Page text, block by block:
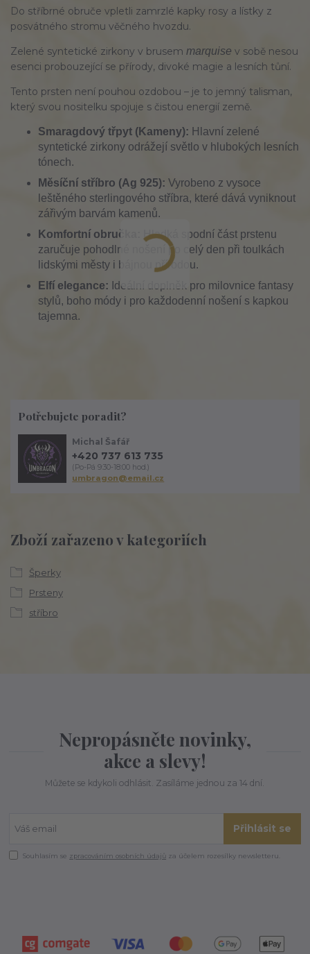
Do stříbrné obruče vpletli zamrzlé kapky rosy a lístky z
posvátného stromu věčného hvozdu.
Zelené syntetické zirkony v brusem marquise v sobě nesou
esenci probouzející se přírody, divoké magie a lesních tůní.
Tento prsten není pouhou ozdobou – je to jemný talisman,
který svou nositelku spojuje s čistou energií země.
Smaragdový třpyt (Kameny): Hlavní zelené
syntetické zirkony odrážejí světlo v hlubokých lesních
tónech.
Měsíční stříbro (Ag 925): Vyrobeno z vysoce
leštěného sterlingového stříbra, které dává vyniknout
zářivým barvám kamenů.
Komfortní obručka:
Hladká spodní část prstenu
zaručuje pohodlné nošení po celý den při toulkách
lidskými městy i bájnou přírodou.
Elfí elegance: Ideální doplněk pro milovnice fantasy
stylů, boho módy i pro každodenní nošení s kapkou
tajemna.
Zboží zařazeno v kategoriích
Šperky
Prsteny
stříbro
Potřebujete poradit?
Michal Šafář
+420 737 613 735
(Po-Pá 9:30-18:00 hod.)
umbragon@email.cz
Nepropásněte novinky,
akce a slevy!
Můžete se kdykoli odhlásit. Zasíláme jednou za 14 dní.
Přihlásit se
Souhlasím se zpracováním osobních údajů za účelem rozesílky newsletteru.